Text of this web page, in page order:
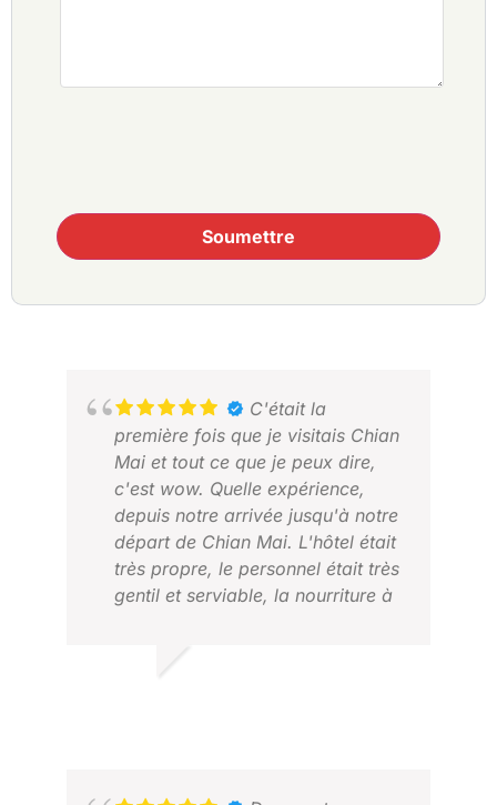
Soumettre
C'était la
première fois que je visitais Chian
Mai et tout ce que je peux dire,
c'est wow. Quelle expérience,
depuis notre arrivée jusqu'à notre
départ de Chian Mai. L'hôtel était
très propre, le personnel était très
gentil et serviable, la nourriture à
assez impressionnante, avec la